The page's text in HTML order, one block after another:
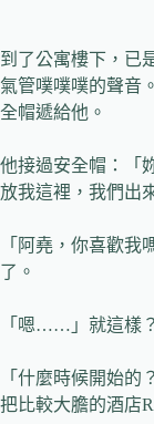
到了公寓樓下，已
氣管噗噗噗的聲音
全帽遞給他。
他接過安全帽：「
放我這裡，我們出
「阿堯，你喜歡我
了。
「嗯……」就這樣
「什麼時候開始
把比較大膽的酒店